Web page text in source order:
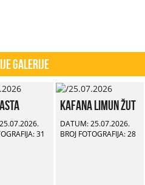
Galerije
31
Kafana Limun Žut
DATUM: 25.07.2026.
BROJ FOTOGRAFIJA: 28